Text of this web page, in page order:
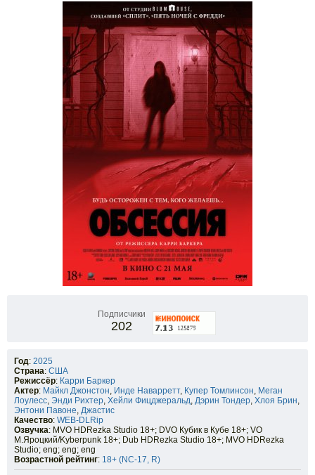
Подписчики
202
Год: 2025
Страна: США
Режиссёр: Карри Баркер
Актер: Майкл Джонстон, Инде Наварретт, Купер Томлинсон, Меган
Лоулесс, Энди Рихтер, Хейли Фицджеральд, Дэрин Тондер, Хлоя Брин,
Энтони Павоне, Джастис
Качество: WEB-DLRip
Озвучка: MVO HDRezka Studio 18+; DVO Кубик в Кубе 18+; VO
М.Яроцкий/Kyberpunk 18+; Dub HDRezka Studio 18+; MVO HDRezka
Studio; eng; eng; eng
Возрастной рейтинг: 18+ (NC-17, R)